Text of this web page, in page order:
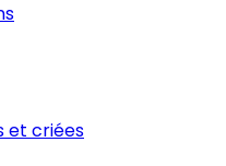
et criées